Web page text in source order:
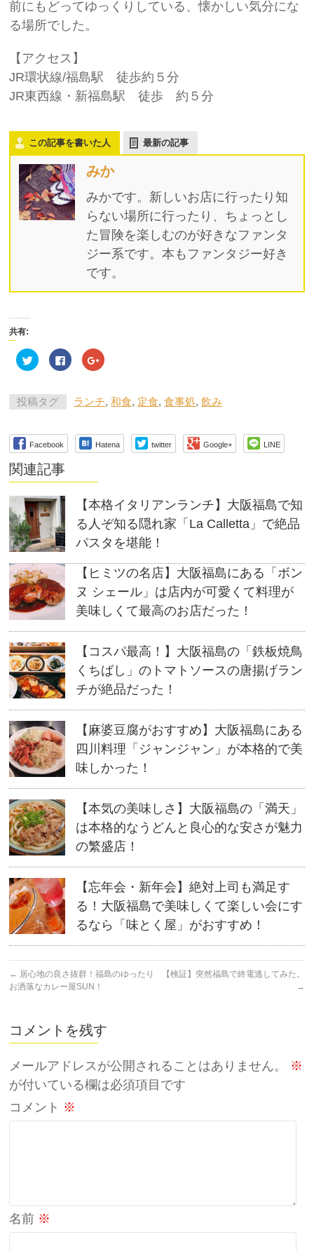
前にもどってゆっくりしている、懐かしい気分にな
る場所でした。
【アクセス】
JR環状線/福島駅 徒歩約５分
JR東西線・新福島駅 徒歩 約５分
この記事を書いた人 最新の記事
みか
みかです。新しいお店に行ったり知
らない場所に行ったり、ちょっとし
た冒険を楽しむのが好きなファンタ
ジー系です。本もファンタジー好き
です。
共有:
ク
リ
て
Twitter
有
(新
し
ウ
ィ
ン
ウ
で
開
き
ま
す)
Facebook
で
る
に
リ
ク
だ
ウ
す)
ク
リ
て
Google+
有
(新
し
ウ
で
開
き
ま
す)
投稿タグ ランチ,和食, 定食,食事処,飲み
Facebook Hatena twitter Google+ LINE
関連記事
【本格イタリアンランチ】大阪福島で知
る人ぞ知る隠れ家「La Calletta」で絶品
パスタを堪能！
【ヒミツの名店】大阪福島にある「ボン
ヌ シェール」は店内が可愛くて料理が
美味しくて最高のお店だった！
【コスパ最高！】大阪福島の「鉄板焼鳥
くちばし」のトマトソースの唐揚げラン
チが絶品だった！
【麻婆豆腐がおすすめ】大阪福島にある
四川料理「ジャンジャン」が本格的で美
味しかった！
【本気の美味しさ】大阪福島の「満天」
は本格的なうどんと良心的な安さが魅力
の繁盛店！
【忘年会・新年会】絶対上司も満足す
る！大阪福島で美味しくて楽しい会にす
るなら「味とく屋」がおすすめ！
← 居心地の良さ抜群！福島のゆったり
お洒落なカレー屋SUN！
【検証】突然福島で終電逃してみた。
→
コメントを残す
メールアドレスが公開されることはありません。
※
が付いている欄は必須項目です
コメント ※
名前 ※